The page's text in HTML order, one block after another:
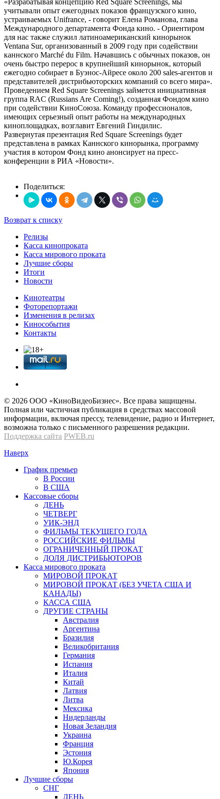
учитывали опыт ежегодных показов французского кино,
устраиваемых Unifrance, - говорит Елена Романова, глава
Международного департамента Фонда кино. - Ориентиром
для нас также служил латиноамериканский кинорынок
Ventana Sur, организованный в 2009 году при содействии
каннского Marché du Film. Начавшись с обычных показов, он
очень быстро перерос в крупнейший кинорынок, который
ежегодно собирает в Буэнос-Айресе около 200 sales-агентов и
представителей дистрибьюторских компаний со всего мира».
Проведением Red Square Screenings займется инициативная
группа RAC (Russians Are Coming!), созданная Фондом кино
при содействии КиноСоюза. Команду профессионалов,
имеющих серьезный опыт работы на международных
киноплощадках, возглавит Евгений Гиндилис.
Развернутая презентация Red Square Screenings будет
представлена в рамках Каннского кинорынка, программу
участия в котором Фонд кино анонсирует на пресс-
конференции в РИА «Новости».
Поделиться:
Возврат к списку
Релизы
Касса кинопроката
Касса мирового проката
Лучшие сборы
Итоги
Новости
Кинотеатры
Фоторепортажи
Изменения в релизах
Кинособытия
Контакты
© 2026 OOО «КиноВидеоБизнес». Все права защищены.
Полная или частичная публикация в средствах массовой
информации, включая прессу, телевидение, радио и Интернет,
возможна только с письменного разрешения редакции.
Поддержка сайта PWEB.ru
Наверх
График премьер
В России
В США
Кассовые сборы
ДЕНЬ
ЧЕТВЕРГ
УИК-ЭНД
ФИЛЬМЫ ТЕКУЩЕГО ГОДА
РОССИЙСКИЕ ФИЛЬМЫ
ОГРАНИЧЕННЫЙ ПРОКАТ
ДОЛЯ ДИСТРИБЬЮТОРОВ
Касса мирового проката
МИРОВОЙ ПРОКАТ
МИРОВОЙ ПРОКАТ (БЕЗ УЧЕТА США И
КАНАДЫ)
КАССА США
ДРУГИЕ СТРАНЫ
Австралия
Аргентина
Бразилия
Великобритания
Германия
Испания
Италия
Китай
Латвия
Литва
Мексика
Нидерланды
Новая Зеландия
Украина
Франция
Эстония
Ю.Корея
Япония
Лучшие сборы
СНГ
ДЕНЬ